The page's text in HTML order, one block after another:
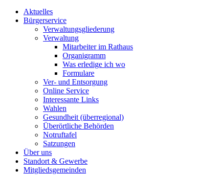
Aktuelles
Bürgerservice
Verwaltungsgliederung
Verwaltung
Mitarbeiter im Rathaus
Organigramm
Was erledige ich wo
Formulare
Ver- und Entsorgung
Online Service
Interessante Links
Wahlen
Gesundheit (überregional)
Überörtliche Behörden
Notruftafel
Satzungen
Über uns
Standort & Gewerbe
Mitgliedsgemeinden